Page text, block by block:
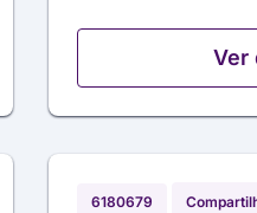
Ver
6180679